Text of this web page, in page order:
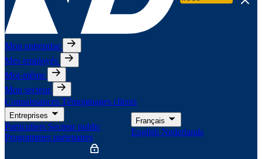
Mon entreprise
Mes employés
Moi-même
Mon secteur
Connaissances Témoignages clients
Entreprises
Particuliers Secteur public
Programmes partenaires
Français
English Nederlands